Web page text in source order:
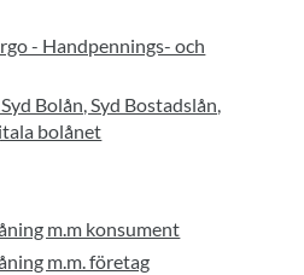
- Handpennings- och
Bolån, Syd Bostadslån,
bolånet
m.m konsument
m.m. företag